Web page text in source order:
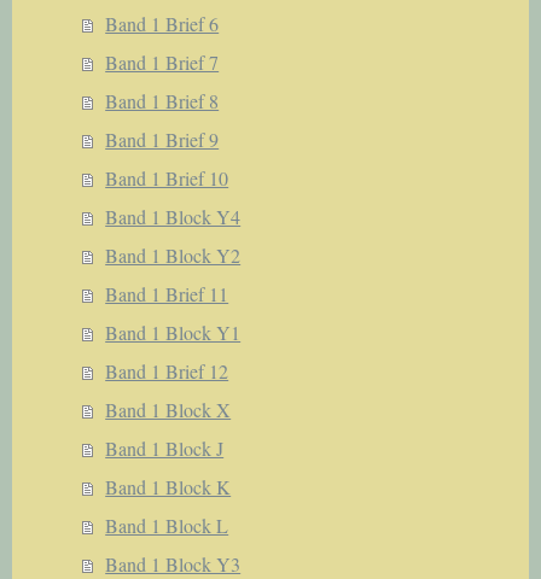
Band 1 Brief 6
Band 1 Brief 7
Band 1 Brief 8
Band 1 Brief 9
Band 1 Brief 10
Band 1 Block Y4
Band 1 Block Y2
Band 1 Brief 11
Band 1 Block Y1
Band 1 Brief 12
Band 1 Block X
Band 1 Block J
Band 1 Block K
Band 1 Block L
Band 1 Block Y3